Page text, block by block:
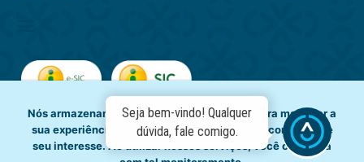
Nós armazenamos dados temporariamente para melhorar a
sua experiência de navegação e recomendar conteúdo de
seu interesse. Ao utilizar nossos serviços, você concorda
Seja bem-vindo! Qualquer
dúvida, fale comigo.